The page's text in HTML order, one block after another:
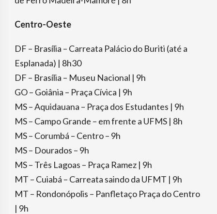
Centro-Oeste
DF – Brasília – Carreata Palácio do Buriti (até a
Esplanada) | 8h30
DF – Brasília – Museu Nacional | 9h
GO – Goiânia – Praça Cívica | 9h
MS – Aquidauana – Praça dos Estudantes | 9h
MS – Campo Grande – em frente a UFMS | 8h
MS – Corumbá – Centro – 9h
MS – Dourados – 9h
MS – Três Lagoas – Praça Ramez | 9h
MT – Cuiabá – Carreata saindo da UFMT | 9h
MT – Rondonópolis – Panfletaço Praça do Centro
| 9h